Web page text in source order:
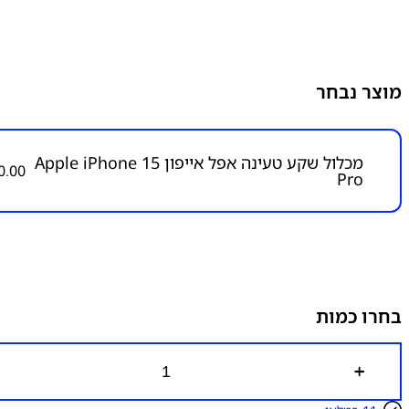
מוצר נבחר
מכלול שקע טעינה אפל אייפון Apple iPhone 15
Pro
בחרו כמות